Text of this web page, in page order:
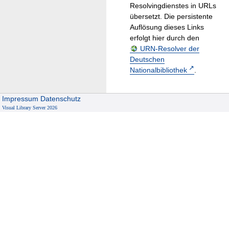
Resolvingdienstes in URLs
übersetzt. Die persistente
Auflösung dieses Links
erfolgt hier durch den
URN-Resolver der
Deutschen
Nationalbibliothek
.
Impressum Datenschutz
Visual Library Server 2026